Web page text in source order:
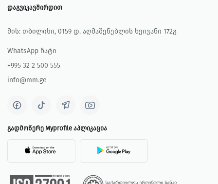
დაგვიკავშირდით
მის: თბილისი, 0159 დ. აღმაშენებლის ხეივანი 172გ
WhatsApp ჩატი
+995 32 2 500 555
info@mm.ge
გადმოწერე Myprofile აპლიკაცია